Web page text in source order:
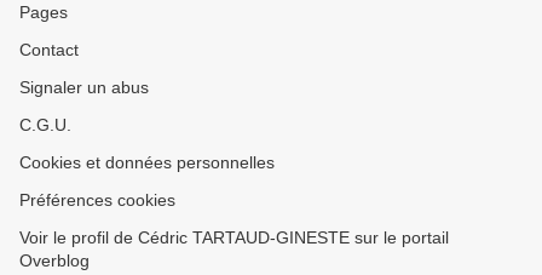
Pages
Contact
Signaler un abus
C.G.U.
Cookies et données personnelles
Préférences cookies
Voir le profil de Cédric TARTAUD-GINESTE sur le portail
Overblog